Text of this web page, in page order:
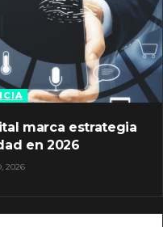
marca estrategia
en 2026
2026